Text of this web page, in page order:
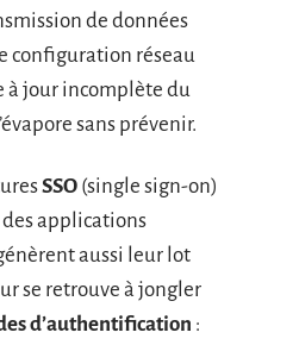
de données
configuration réseau
à jour incomplète du
sans prévenir.
SSO (single sign-on)
applications
aussi leur lot
se retrouve à jongler
d’authentification :